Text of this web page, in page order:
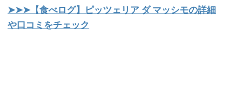
➤➤➤【食べログ】ピッツェリア ダ マッシモの詳細
や口コミをチェック